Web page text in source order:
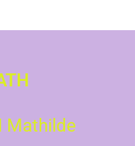
Mathilde